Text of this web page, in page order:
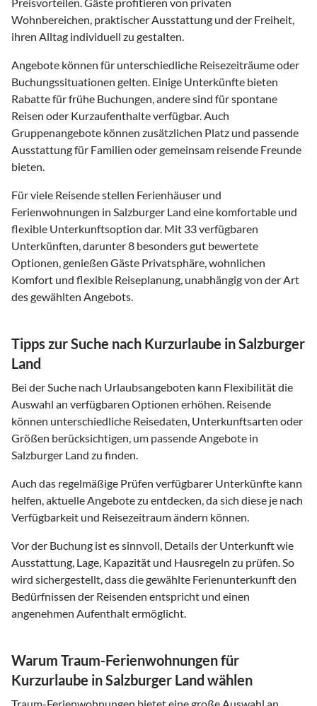
Wohnbereichen, praktischer Ausstattung und der Freiheit,
ihren Alltag individuell zu gestalten.
Angebote können für unterschiedliche Reisezeiträume oder
Buchungssituationen gelten. Einige Unterkünfte bieten
Rabatte für frühe Buchungen, andere sind für spontane
Reisen oder Kurzaufenthalte verfügbar. Auch
Gruppenangebote können zusätzlichen Platz und passende
Ausstattung für Familien oder gemeinsam reisende Freunde
bieten.
Für viele Reisende stellen Ferienhäuser und
Ferienwohnungen in Salzburger Land eine komfortable und
flexible Unterkunftsoption dar. Mit 33 verfügbaren
Unterkünften, darunter 8 besonders gut bewertete
Optionen, genießen Gäste Privatsphäre, wohnlichen
Komfort und flexible Reiseplanung, unabhängig von der Art
des gewählten Angebots.
Tipps zur Suche nach Kurzurlaube in Salzburger
Land
Bei der Suche nach Urlaubsangeboten kann Flexibilität die
Auswahl an verfügbaren Optionen erhöhen. Reisende
können unterschiedliche Reisedaten, Unterkunftsarten oder
Größen berücksichtigen, um passende Angebote in
Salzburger Land zu finden.
Auch das regelmäßige Prüfen verfügbarer Unterkünfte kann
helfen, aktuelle Angebote zu entdecken, da sich diese je nach
Verfügbarkeit und Reisezeitraum ändern können.
Vor der Buchung ist es sinnvoll, Details der Unterkunft wie
Ausstattung, Lage, Kapazität und Hausregeln zu prüfen. So
wird sichergestellt, dass die gewählte Ferienunterkunft den
Bedürfnissen der Reisenden entspricht und einen
angenehmen Aufenthalt ermöglicht.
Warum Traum-Ferienwohnungen für
Kurzurlaube in Salzburger Land wählen